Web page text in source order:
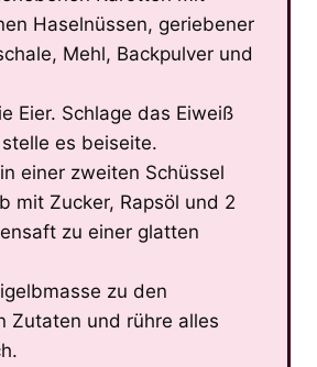
Haselnüssen, geriebener
Mehl, Backpulver und
Eier. Schlage das Eiweiß
es beiseite.
einer zweiten Schüssel
mit Zucker, Rapsöl und 2
zu einer glatten
zu den
Zutaten und rühre alles